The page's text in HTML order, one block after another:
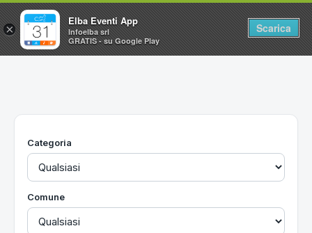
Home
Utilità
Categoria
Comune
×
Elba Eventi App
Infoelba srl
GRATIS - su Google Play
Scarica